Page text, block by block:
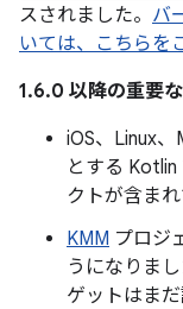
スされました。 バ
いては、こちらを
1.6.0 以降の重要
iOS、Linux
とする
クトが含まれ
KMM プロジ
うになりま
ゲットはま